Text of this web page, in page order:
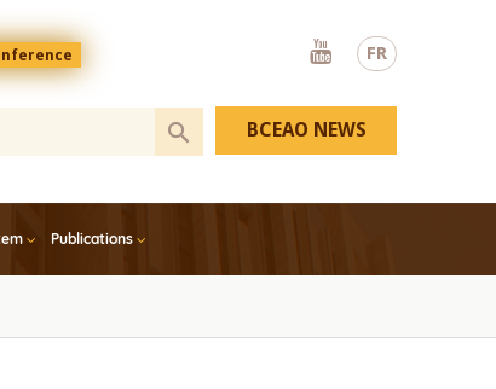
FR
Youtube
Publications
BCEAO NEWS